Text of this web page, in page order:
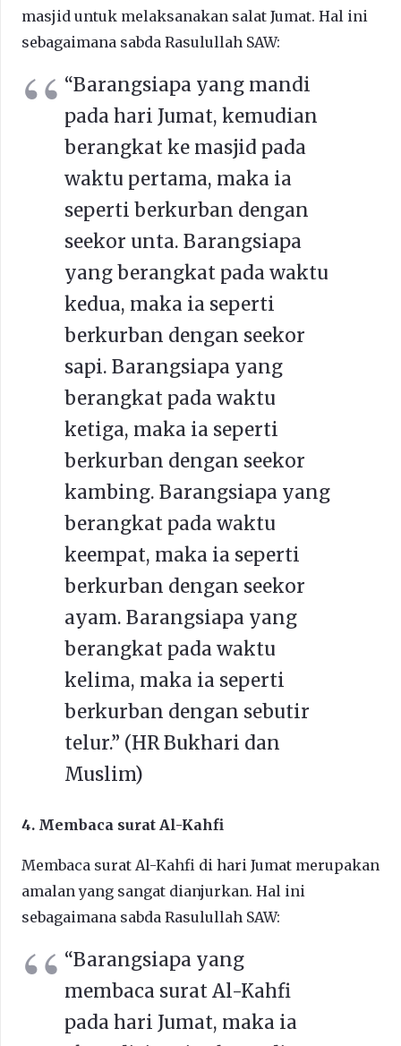
masjid untuk melaksanakan salat Jumat. Hal ini
sebagaimana sabda Rasulullah SAW:
“Barangsiapa yang mandi
pada hari Jumat, kemudian
berangkat ke masjid pada
waktu pertama, maka ia
seperti berkurban dengan
seekor unta. Barangsiapa
yang berangkat pada waktu
kedua, maka ia seperti
berkurban dengan seekor
sapi. Barangsiapa yang
berangkat pada waktu
ketiga, maka ia seperti
berkurban dengan seekor
kambing. Barangsiapa yang
berangkat pada waktu
keempat, maka ia seperti
berkurban dengan seekor
ayam. Barangsiapa yang
berangkat pada waktu
kelima, maka ia seperti
berkurban dengan sebutir
telur.” (HR Bukhari dan
Muslim)
4. Membaca surat Al-Kahfi
Membaca surat Al-Kahfi di hari Jumat merupakan
amalan yang sangat dianjurkan. Hal ini
sebagaimana sabda Rasulullah SAW:
“Barangsiapa yang
membaca surat Al-Kahfi
pada hari Jumat, maka ia